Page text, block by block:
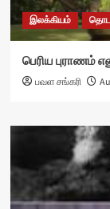
இலக்கியம்
பெரிய புராணம்
பவள சங்கரி